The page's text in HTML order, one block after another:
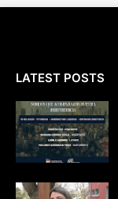
LATEST POSTS